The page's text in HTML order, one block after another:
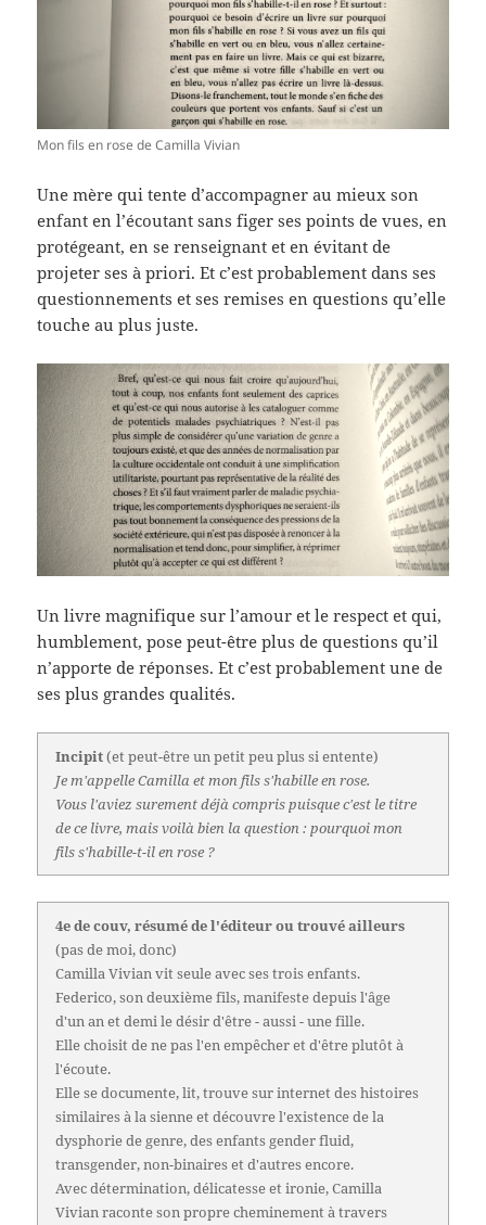
Mon fils en rose de Camilla Vivian
Une mère qui tente d’accompagner au mieux son
enfant en l’écoutant sans figer ses points de vues, en
protégeant, en se renseignant et en évitant de
projeter ses à priori. Et c’est probablement dans ses
questionnements et ses remises en questions qu’elle
touche au plus juste.
Un livre magnifique sur l’amour et le respect et qui,
humblement, pose peut-être plus de questions qu’il
n’apporte de réponses. Et c’est probablement une de
ses plus grandes qualités.
Incipit(et peut-être un petit peu plus si entente)
Je m'appelle Camilla et mon fils s'habille en rose.
Vous l'aviez surement déjà compris puisque c'est le titre
de ce livre, mais voilà bien la question : pourquoi mon
fils s'habille-t-il en rose ?
4e de couv, résumé de l'éditeur ou trouvé ailleurs
(pas de moi, donc)
Camilla Vivian vit seule avec ses trois enfants.
Federico, son deuxième fils, manifeste depuis l'âge
d'un an et demi le désir d'être - aussi - une fille.
Elle choisit de ne pas l'en empêcher et d'être plutôt à
l'écoute.
Elle se documente, lit, trouve sur internet des histoires
similaires à la sienne et découvre l'existence de la
dysphorie de genre, des enfants gender fluid,
transgender, non-binaires et d'autres encore.
Avec détermination, délicatesse et ironie, Camilla
Vivian raconte son propre cheminement à travers